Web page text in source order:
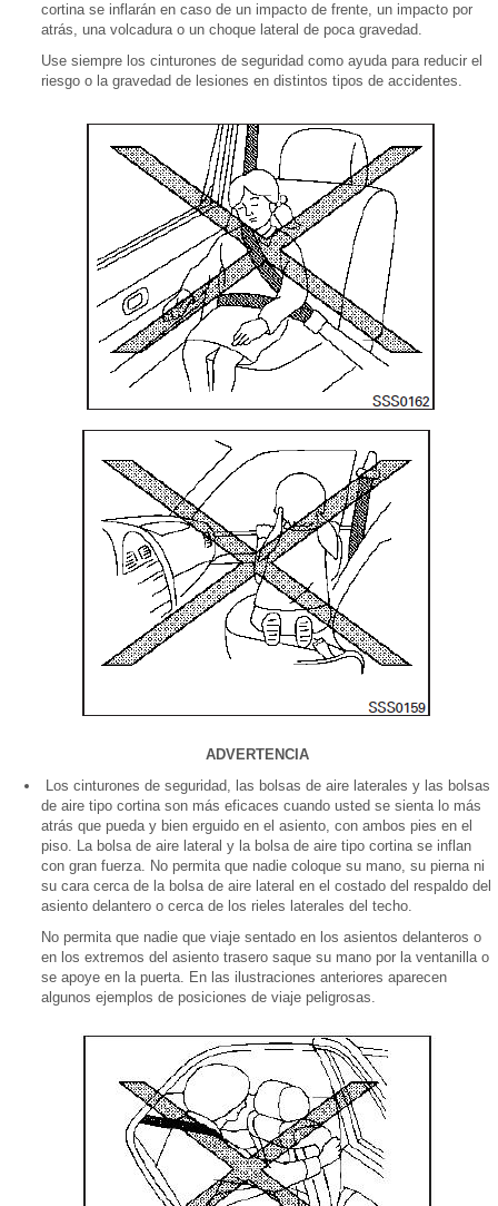
cortina se inflarán en caso de un impacto de frente, un impacto por
atrás, una volcadura o un choque lateral de poca gravedad.
Use siempre los cinturones de seguridad como ayuda para reducir el
riesgo o la gravedad de lesiones en distintos tipos de accidentes.
ADVERTENCIA
Los cinturones de seguridad, las bolsas de aire laterales y las bolsas
de aire tipo cortina son más eficaces cuando usted se sienta lo más
atrás que pueda y bien erguido en el asiento, con ambos pies en el
piso. La bolsa de aire lateral y la bolsa de aire tipo cortina se inflan
con gran fuerza. No permita que nadie coloque su mano, su pierna ni
su cara cerca de la bolsa de aire lateral en el costado del respaldo del
asiento delantero o cerca de los rieles laterales del techo.
No permita que nadie que viaje sentado en los asientos delanteros o
en los extremos del asiento trasero saque su mano por la ventanilla o
se apoye en la puerta. En las ilustraciones anteriores aparecen
algunos ejemplos de posiciones de viaje peligrosas.